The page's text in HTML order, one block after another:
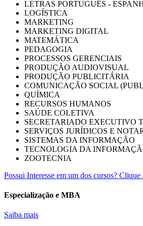
LETRAS PORTUGUÊS -
LOGÍSTICA
MARKETING
MARKETING DIGITAL
MATEMÁTICA
PEDAGOGIA
PROCESSOS GERENCIAIS
PRODUÇÃO AUDIOVISUAL
PRODUÇÃO PUBLICITÁRIA
COMUNICAÇÃO SOCIAL
QUÍMICA
RECURSOS HUMANOS
SAÚDE COLETIVA
SECRETARIADO EXECUTIVO
SERVIÇOS JURÍDICOS E
SISTEMAS DA INFORMAÇÃO
TECNOLOGIA DA
ZOOTECNIA
Possui Interesse em um dos cursos? Clique
Especialização e MBA
Saiba mais